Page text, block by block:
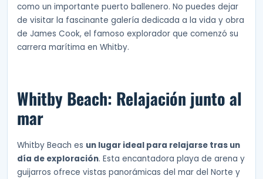
como un importante puerto ballenero. No puedes dejar
de visitar la fascinante galería dedicada a la vida y obra
de James Cook, el famoso explorador que comenzó su
carrera marítima en Whitby.
Whitby Beach: Relajación junto al
mar
Whitby Beach es un lugar ideal para relajarse tras un
día de exploración. Esta encantadora playa de arena y
guijarros ofrece vistas panorámicas del mar del Norte y